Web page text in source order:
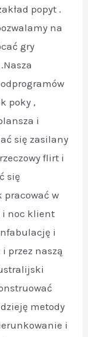
popyt .
na
gry
poky ,
i
się zasilany
flirt i
się
pracować w
i noc klient
i
przez naszą
metody
i